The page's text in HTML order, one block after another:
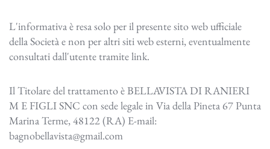
L'informativa è resa solo per il presente sito web ufficiale
della Società e non per altri siti web esterni, eventualmente
consultati dall'utente tramite link.
Il Titolare del trattamento è BELLAVISTA DI RANIERI
M E FIGLI SNC con sede legale in Via della Pineta 67 Punta
Marina Terme, 48122 (RA) E-mail:
bagnobellavista@gmail.com